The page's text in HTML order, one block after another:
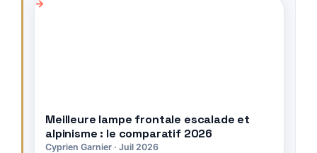
Meilleure lampe frontale escalade et
alpinisme : le comparatif 2026
Cyprien Garnier · Juil 2026